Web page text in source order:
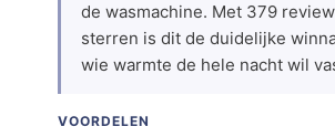
de wasmachine. Met 379
sterren is dit de duidelijke
wie warmte de hele nacht wil
VOORDELEN